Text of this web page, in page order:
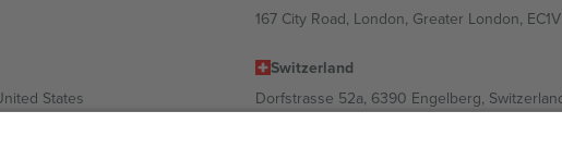
167 City Road, London, Greater London,
States
Switzerland
Dorfstrasse 52a, 6390 Engelberg,